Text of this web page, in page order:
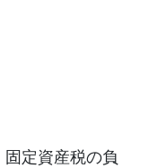
定資産税の負